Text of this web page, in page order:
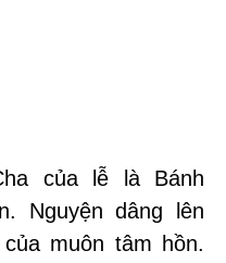
của lễ là Bánh
Nguyện dâng lên
muôn tâm hồn.